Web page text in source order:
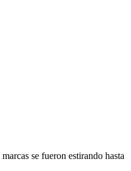
se fueron estirando hasta